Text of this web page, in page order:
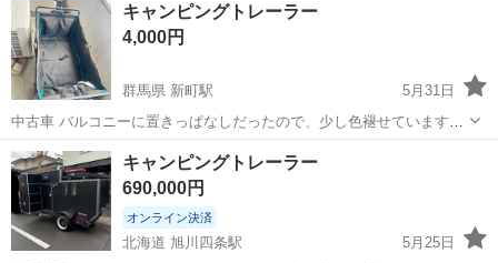
キャンピングトレーラー
4,000円
群馬県 新町駅
5月31日
中古車 バルコニーに置きっぱなしだったので、少し色褪せています。
少し錆びています。 しかし全体的に見て、使用上の問題は全くありま
せんでした。
群馬 高崎市 新町駅 その他
キャンピングトレーラー
690,000円
オンライン決済
北海道 旭川四条駅
5月25日